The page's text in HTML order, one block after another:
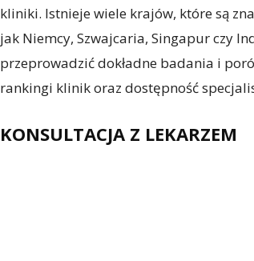
kliniki. Istnieje wiele krajów, które są
jak Niemcy, Szwajcaria, Singapur czy
przeprowadzić dokładne badania i
rankingi klinik oraz dostępność
KONSULTACJA Z LEKARZEM